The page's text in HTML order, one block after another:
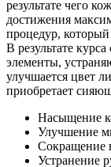
результате чего
достижения
процедур,
В результате
элементы,
улучшается цвет
приобретает
Насыщение
Улучшение
Сокращение
Устранение